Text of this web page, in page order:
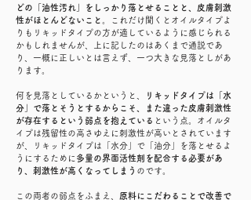
どの「油性汚れ」をしっかり落とせることと、皮膚刺激
性がほとんどないこと
。これだけ聞くとオイルタイプよ
りもリキッドタイプの方が適しているように感じられる
かもしれませんが、上に記したのはあくまで通説であ
り、一概に正しいとは言えず、一つ大きな見落としがあ
ります。
何を見落としているかというと、
リキッドタイプは「水
分」で落とそうとするからこそ、また違った皮膚刺激性
が存在するという弱点を抱えている という点。オイルタ
イプは残留性の高さゆえに刺激性が高いとされています
が、リキッドタイプは「水分」で「油分」を落とせるよ
うにするために 多量の界面活性剤を配合する必要があ
り、刺激性が高くなってしまう のです。
この両者の弱点をふまえ、 原料にこだわることで改善で